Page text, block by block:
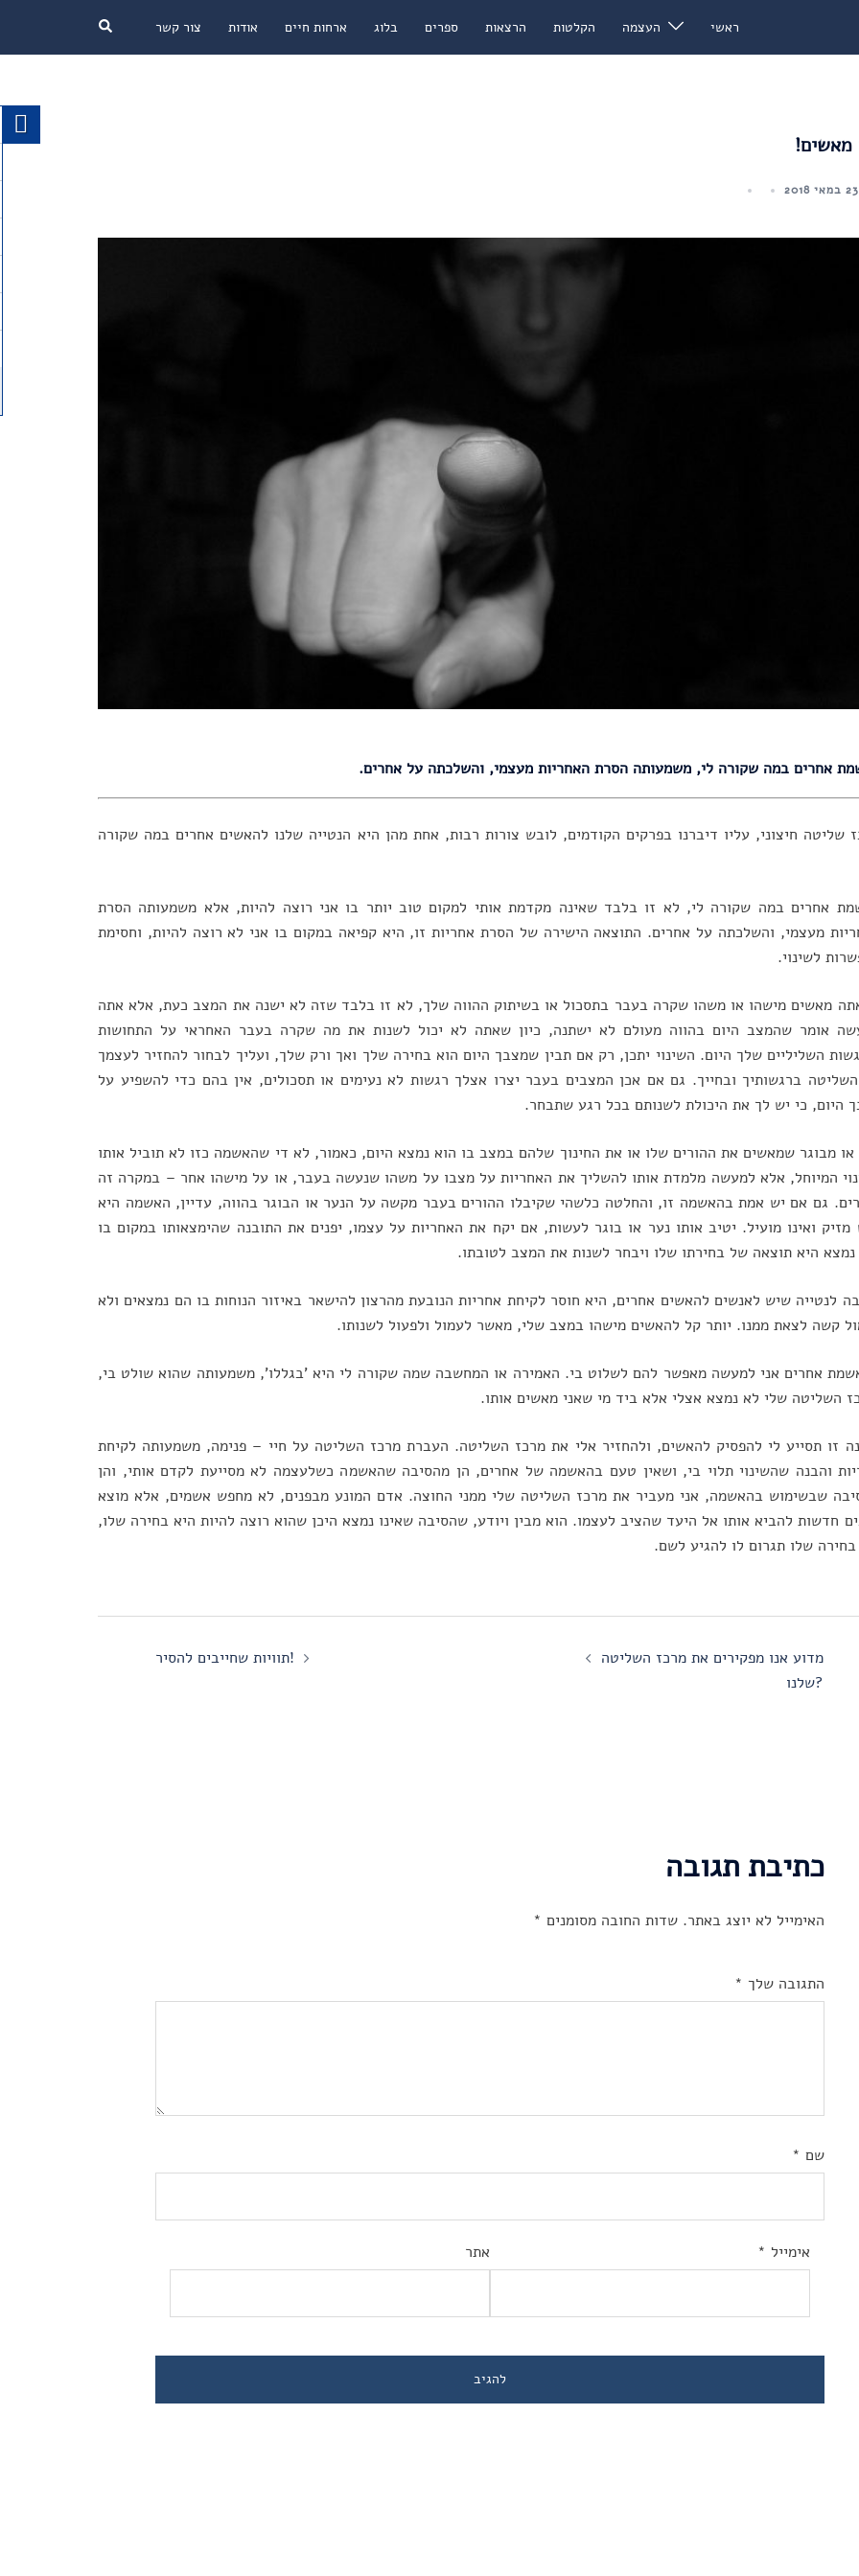
ראשי העצמה הקלטות הרצאות ספרים בלוג ארחות חיים אודות צור קשר Search
מאשים!
23 במאי 2018
אחרים במה שקורה לי, משמעותה הסרת האחריות מעצמי, והשלכתה על אחרים.
שליטה חיצוני, עליו דיברנו בפרקים הקודמים, לובש צורות רבות, אחת מהן היא הנטייה שלנו להאשים אחרים במה שקורה
אחרים במה שקורה לי, לא זו בלבד שאינה מקדמת אותי למקום טוב יותר בו אני רוצה להיות, אלא משמעותה הסרת
מעצמי, והשלכתה על אחרים. התוצאה הישירה של הסרת אחריות זו, היא קפיאה במקום בו אני לא רוצה להיות, וחסימת
לשינוי.
מאשים מישהו או משהו שקרה בעבר בתסכול או בשיתוק ההווה שלך, לא זו בלבד שזה לא ישנה את המצב כעת, אלא אתה
אומר שהמצב היום בהווה מעולם לא ישתנה, כיון שאתה לא יכול לשנות את מה שקרה בעבר האחראי על התחושות
השליליים שלך היום. השינוי יתכן, רק אם תבין שמצבך היום הוא בחירה שלך ואך ורק שלך, ועליך לבחור להחזיר לעצמך
ברגשותיך ובחייך. גם אם אכן המצבים בעבר יצרו אצלך רגשות לא נעימים או תסכולים, אין בהם כדי להשפיע על
היום, כי יש לך את היכולת לשנותם בכל רגע שתבחר.
או מבוגר שמאשים את ההורים שלו או את החינוך שלהם במצב בו הוא נמצא היום, כאמור, לא די שהאשמה כזו לא תוביל אותו
המיוחל, אלא למעשה מלמדת אותו להשליך את האחריות על מצבו על משהו שנעשה בעבר, או על מישהו אחר – במקרה זה
גם אם יש אמת בהאשמה זו, והחלטה כלשהי שקיבלו ההורים בעבר מקשה על הנער או הבוגר בהווה, עדיין, האשמה היא
מזיק ואינו מועיל. יטיב אותו נער או בוגר לעשות, אם יקח את האחריות על עצמו, יפנים את התובנה שהימצאותו במקום בו
נמצא היא תוצאה של בחירתו שלו ויבחר לשנות את המצב לטובתו.
לנטייה שיש לאנשים להאשים אחרים, היא חוסר לקיחת אחריות הנובעת מהרצון להישאר באיזור הנוחות בו הם נמצאים ולא
קשה לצאת ממנו. יותר קל להאשים מישהו במצב שלי, מאשר לעמול ולפעול לשנותו.
אחרים אני למעשה מאפשר להם לשלוט בי. האמירה או המחשבה שמה שקורה לי היא 'בגללו', משמעותה שהוא שולט בי,
השליטה שלי לא נמצא אצלי אלא ביד מי שאני מאשים אותו.
זו תסייע לי להפסיק להאשים, ולהחזיר אלי את מרכז השליטה. העברת מרכז השליטה על חיי – פנימה, משמעותה לקיחת
והבנה שהשינוי תלוי בי, ושאין טעם בהאשמה של אחרים, הן מהסיבה שהאשמה כשלעצמה לא מסייעת לקדם אותי, והן
שבשימוש בהאשמה, אני מעביר את מרכז השליטה שלי ממני החוצה. אדם המונע מבפנים, לא מחפש אשמים, אלא מוצא
חדשות להביא אותו אל היעד שהציב לעצמו. הוא מבין ויודע, שהסיבה שאינו נמצא היכן שהוא רוצה להיות היא בחירה שלו,
בחירה שלו תגרום לו להגיע לשם.
Post
navigation
מדוע אנו מפקירים את מרכז השליטה
שלנו?
תוויות שחייבים להסיר!
כתיבת תגובה
האימייל לא יוצג באתר. שדות החובה מסומנים *
התגובה שלך *
שם *
אימייל * אתר